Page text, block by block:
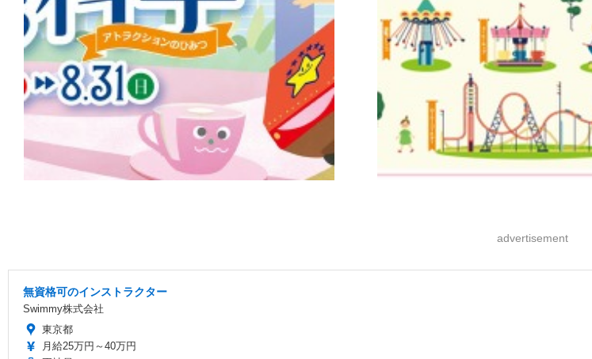
advertisement
無資格可のインストラクター
Swimmy株式会社
東京都
月給25万円～40万円